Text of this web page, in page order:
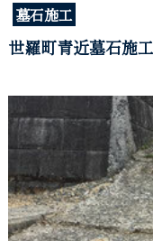
墓石施工
世羅町青近墓石施